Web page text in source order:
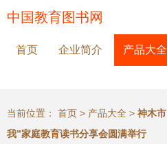
中国教育图书网
首页 企业简介 产品大全
当前位置： 首页 > 产品大全 > 神木
我”家庭教育读书分享会圆满举行